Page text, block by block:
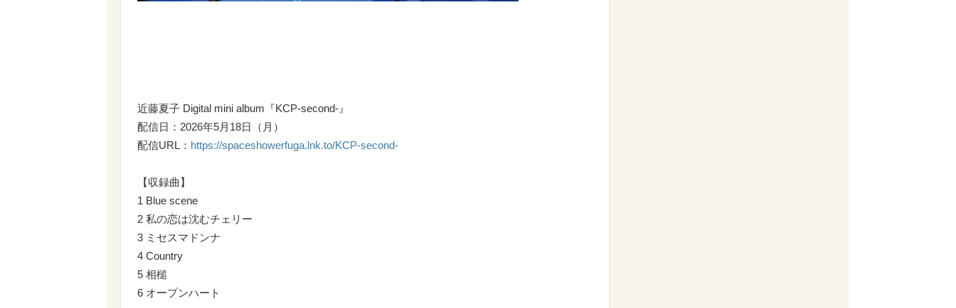
近藤夏子 Digital mini album『KCP-second-』
配信日：2026年5月18日（月）
配信URL： https://spaceshowerfuga.lnk.to/KCP-second-
【収録曲】
1 Blue scene
2 私の恋は沈むチェリー
3 ミセスマドンナ
4 Country
5 相槌
6 オープンハート